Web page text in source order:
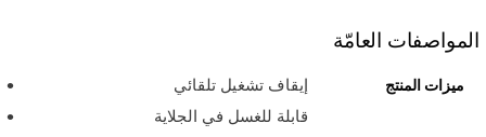
المواصفات العامّة
ميزات المنتج
إيقاف تشغيل تلقائي
قابلة للغسل في الجلاية